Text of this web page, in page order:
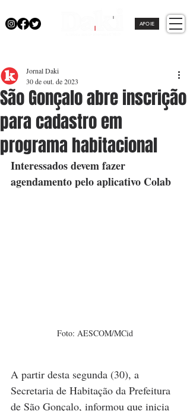
APOIE
São Gonçalo abre inscrição
para cadastro em
programa habitacional
Jornal Daki
30 de out. de 2023
Interessados devem fazer
agendamento pelo aplicativo Colab
Foto: AESCOM/MCid
A partir desta segunda (30), a
Secretaria de Habitação da Prefeitura
de São Gonçalo, informou que inicia